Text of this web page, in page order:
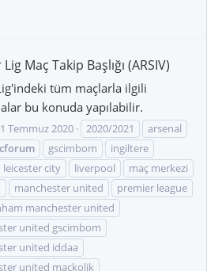
Maç Takip Başlığı (ARSIV)
tüm maçlarla ilgili
bu konuda yapılabilir.
Temmuz 2020 2020/2021
arsenal
gscimbom
ingiltere
leicester city liverpool
maç merkezi
manchester united
premier league
manchester united
united gscimbom
united iddaa
united mackolik